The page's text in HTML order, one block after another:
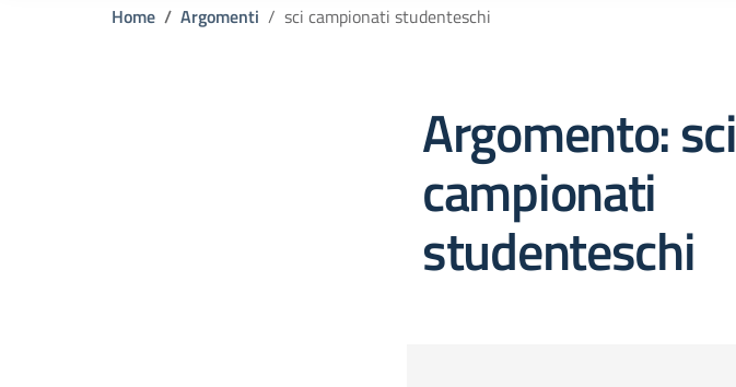
Home Argomenti sci campionati studenteschi
Argomento: sci
campionati
studenteschi